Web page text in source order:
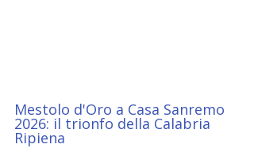
Mestolo d'Oro a Casa Sanremo
2026: il trionfo della Calabria
Ripiena